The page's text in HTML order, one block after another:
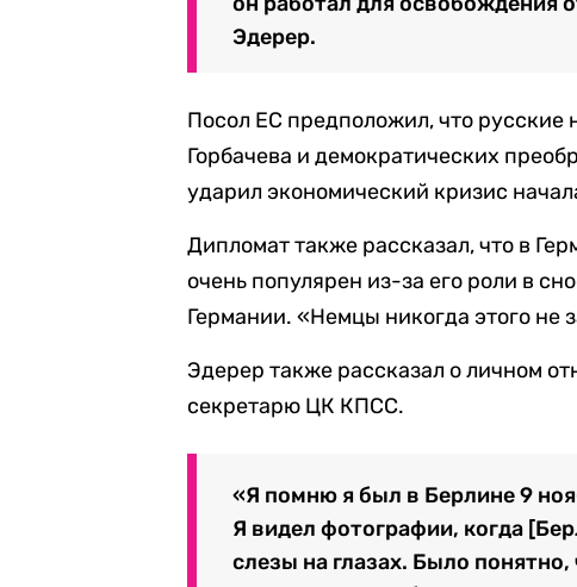
Эдерер.
Посол ЕС предположил, что русские
Горбачева и демократических
ударил экономический кризис
Дипломат также рассказал, что в
очень популярен из-за его роли в
Германии. «Немцы никогда этого не
Эдерер также рассказал о личном
секретарю ЦК КПСС.
«Я помню я был в Берлине 9
Я видел фотографии, когда
слезы на глазах. Было